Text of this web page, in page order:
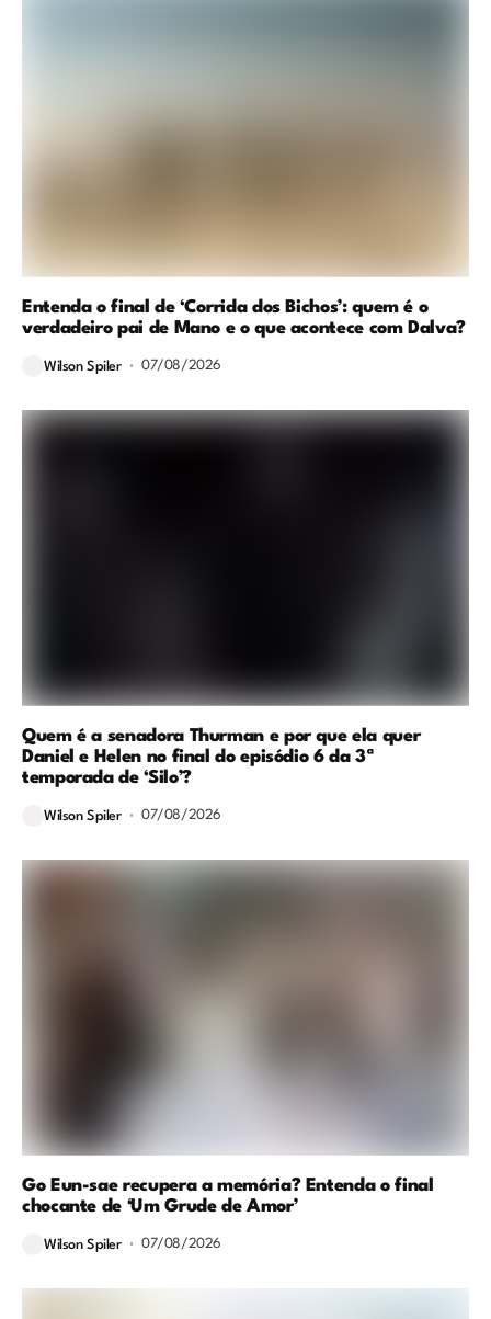
Entenda o final de ‘Corrida dos Bichos’: quem é o
verdadeiro pai de Mano e o que acontece com Dalva?
Wilson Spiler 07/08/2026
Quem é a senadora Thurman e por que ela quer
Daniel e Helen no final do episódio 6 da 3ª
temporada de ‘Silo’?
Wilson Spiler 07/08/2026
Go Eun-sae recupera a memória? Entenda o final
chocante de ‘Um Grude de Amor’
Wilson Spiler 07/08/2026